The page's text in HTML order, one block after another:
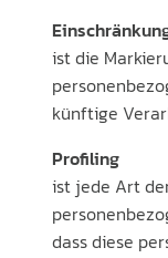
ist die
künftige
Profiling
ist jede Art
dass diese